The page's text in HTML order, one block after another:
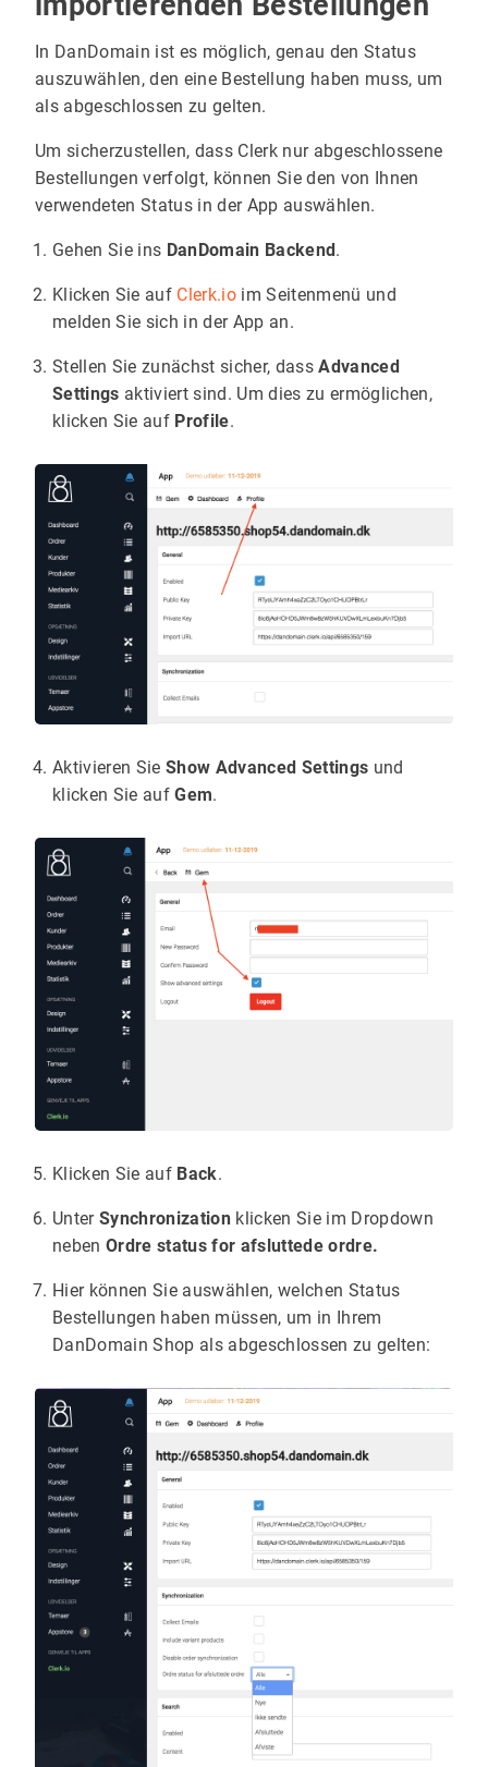
In DanDomain ist es möglich, genau den Status
auszuwählen, den eine Bestellung haben muss, um
als abgeschlossen zu gelten.
Um sicherzustellen, dass Clerk nur abgeschlossene
Bestellungen verfolgt, können Sie den von Ihnen
verwendeten Status in der App auswählen.
Gehen Sie ins DanDomain Backend.
Klicken Sie auf Clerk.ioim Seitenmenü und
melden Sie sich in der App an.
Stellen Sie zunächst sicher, dassAdvanced
Settings aktiviert sind. Um dies zu ermöglichen,
klicken Sie auf Profile.
Aktivieren Sie Show Advanced Settings und
klicken Sie aufGem.
Klicken Sie auf Back.
Unter Synchronizationklicken Sie im Dropdown
neben Ordre status for afsluttede ordre.
Hier können Sie auswählen, welchen Status
Bestellungen haben müssen, um in Ihrem
DanDomain Shop als abgeschlossen zu gelten: